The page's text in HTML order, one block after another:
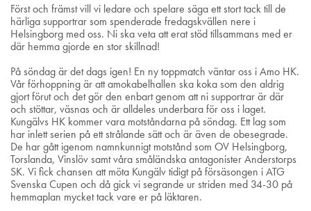
Först och främst vill vi ledare och spelare säga ett stort tack till de
härliga supportrar som spenderade fredagskvällen nere i
Helsingborg med oss. Ni ska veta att erat stöd tillsammans med er
där hemma gjorde en stor skillnad!
På söndag är det dags igen! En ny toppmatch väntar oss i Amo HK.
Vår förhoppning är att amokabelhallen ska koka som den aldrig
gjort förut och det gör den enbart genom att ni supportrar är där
och stöttar, väsnas och är alldeles underbara för oss i laget.
Kungälvs HK kommer vara motståndarna på söndag. Ett lag som
har inlett serien på ett strålande sätt och är även de obesegrade.
De har gått igenom namnkunnigt motstånd som OV Helsingborg,
Torslanda, Vinslöv samt våra småländska antagonister Anderstorps
SK. Vi fick chansen att möta Kungälv tidigt på försäsongen i ATG
Svenska Cupen och då gick vi segrande ur striden med 34-30 på
hemmaplan mycket tack vare er på läktaren.